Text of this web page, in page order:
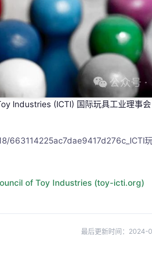
Industries (ICTI) 国际玩具工业理事会
of Toy Industries (toy-icti.org)
最后更新时间：2024-